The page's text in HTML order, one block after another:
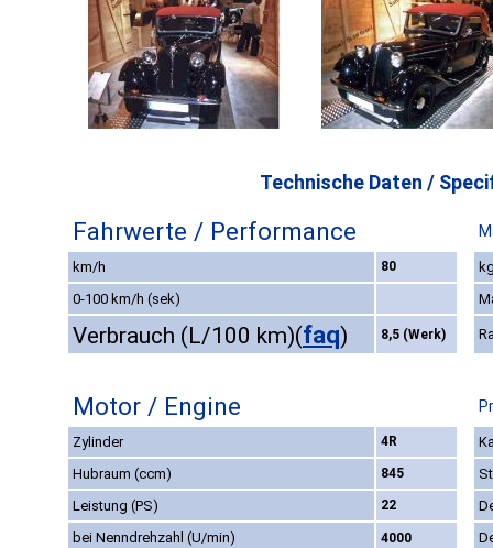
Technische Daten /
Fahrwerte / Performance
km/h 80
0-100 km/h (sek)
Verbrauch (L/100 km)(faq) 8,5 (Werk)
Motor / Engine
Zylinder 4R
Hubraum (ccm)
845
Leistung (PS)
22
bei Nenndrehzahl (U/min)
4000